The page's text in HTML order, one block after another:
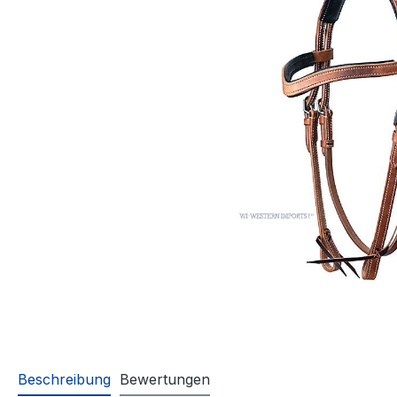
Beschreibung Bewertungen